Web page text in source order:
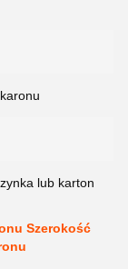
lub karton
Szerokość